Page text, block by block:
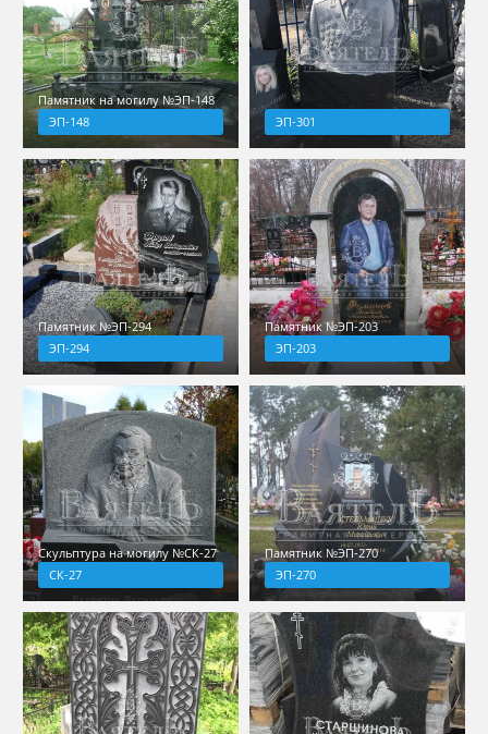
Памятник на могилу №ЭП-148
ЭП-148
ЭП-301
Памятник №ЭП-294
ЭП-294
Памятник №ЭП-203
ЭП-203
Скульптура на могилу №СК-27
СК-27
Памятник №ЭП-270
ЭП-270